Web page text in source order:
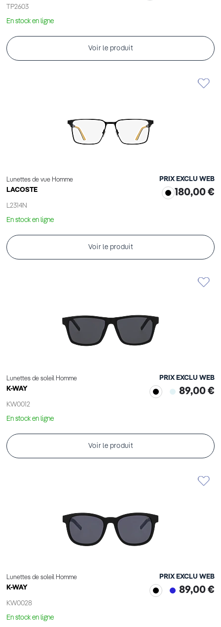
TP2603
En stock en ligne
Voir le produit
Lunettes de vue Homme
LACOSTE
L2314N
PRIX EXCLU WEB
180,00 €
En stock en ligne
Voir le produit
Lunettes de soleil Homme
K-WAY
KW0012
PRIX EXCLU WEB
89,00 €
En stock en ligne
Voir le produit
Lunettes de soleil Homme
K-WAY
KW0028
PRIX EXCLU WEB
89,00 €
En stock en ligne